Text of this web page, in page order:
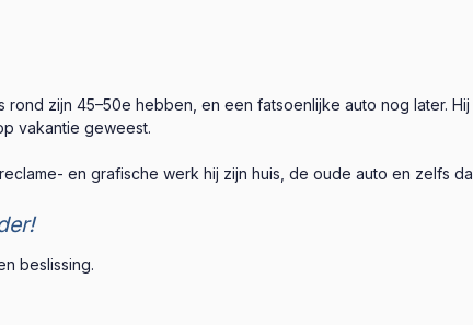
rond zijn 45–50e hebben, en een fatsoenlijke auto nog later.
vakantie geweest.
en grafische werk hij zijn huis, de oude auto en zelfs
beslissing.